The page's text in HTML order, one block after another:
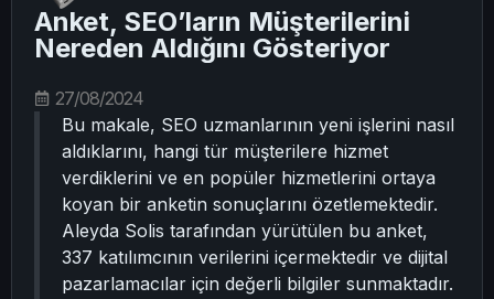
Anket, SEO’ların Müşterilerini
Nereden Aldığını Gösteriyor
27/08/2024
Bu makale, SEO uzmanlarının yeni işlerini nasıl
aldıklarını, hangi tür müşterilere hizmet
verdiklerini ve en popüler hizmetlerini ortaya
koyan bir anketin sonuçlarını özetlemektedir.
Aleyda Solis tarafından yürütülen bu anket,
337 katılımcının verilerini içermektedir ve dijital
pazarlamacılar için değerli bilgiler sunmaktadır.